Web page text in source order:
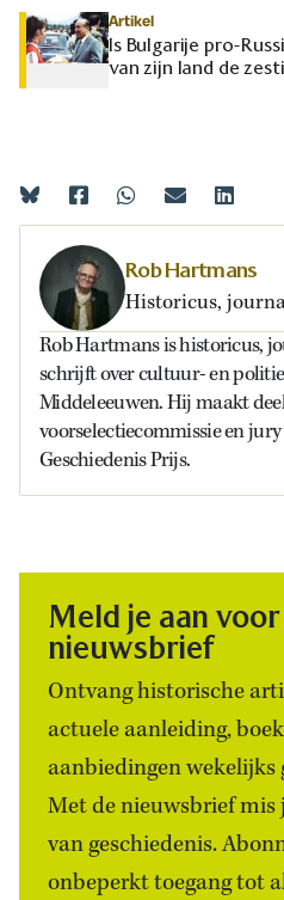
Artikel
Is Bulgarije pro-
van zijn land de
Rob Hartmans
Historicus,
Rob Hartmans is historicus,
schrijft over cultuur- en
Middeleeuwen. Hij maakt
voorselectiecommissie en
Geschiedenis Prijs.
Meld je aan voor
nieuwsbrief
Ontvang historische
actuele aanleiding,
aanbiedingen wekelijks
Met de nieuwsbrief mis
van geschiedenis.
onbeperkt toegang tot